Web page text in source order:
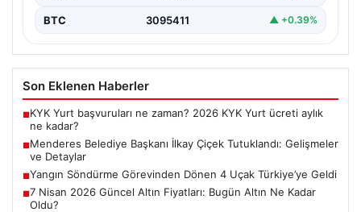
BTC 3095411 ▲ +0.39%
Son Eklenen Haberler
■KYK Yurt başvuruları ne zaman? 2026 KYK Yurt ücreti aylık
ne kadar?
■Menderes Belediye Başkanı İlkay Çiçek Tutuklandı: Gelişmeler
ve Detaylar
■Yangın Söndürme Görevinden Dönen 4 Uçak Türkiye’ye Geldi
■7 Nisan 2026 Güncel Altın Fiyatları: Bugün Altın Ne Kadar
Oldu?